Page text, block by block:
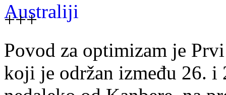
+++
Povod za optimizam je
koji je održan između 26. i